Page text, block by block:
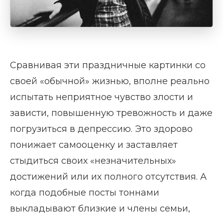
Сравнивая эти праздничные картинки со
своей «обычной» жизнью, вполне реально
испытать неприятное чувство злости и
зависти, повышенную тревожность и даже
погрузиться в депрессию. Это здорово
понижает самооценку и заставляет
стыдиться своих «незначительных»
достижений или их полного отсутствия. А
когда подобные посты тоннами
выкладывают близкие и члены семьи,